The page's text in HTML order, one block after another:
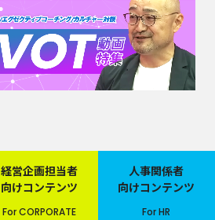
経営企画担当者
向けコンテンツ
For CORPORATE
人事関係者
向けコンテンツ
For HR